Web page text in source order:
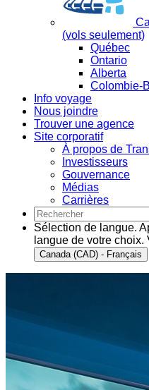
(vols seulement)
Québec
Ontario
Alberta
Colombie-
Info voyage
Nous joindre
Trouver une agence
Site corporatif
À propos de
Investisseurs
Gouvernance
Médias
Carrières
Sélection de langue.
langue de votre choix.
Canada (CAD) - Français